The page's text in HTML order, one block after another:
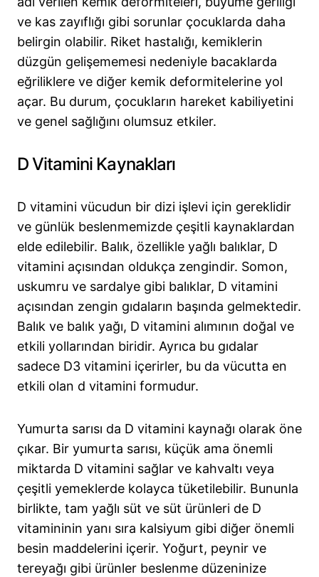
ve kas zayıflığı gibi sorunlar çocuklarda daha
belirgin olabilir. Riket hastalığı, kemiklerin
düzgün gelişememesi nedeniyle bacaklarda
eğriliklere ve diğer kemik deformitelerine yol
açar. Bu durum, çocukların hareket kabiliyetini
ve genel sağlığını olumsuz etkiler.
D Vitamini Kaynakları
D vitamini vücudun bir dizi işlevi için gereklidir
ve günlük beslenmemizde çeşitli kaynaklardan
elde edilebilir. Balık, özellikle yağlı balıklar, D
vitamini açısından oldukça zengindir. Somon,
uskumru ve sardalye gibi balıklar, D vitamini
açısından zengin gıdaların başında gelmektedir.
Balık ve balık yağı, D vitamini alımının doğal ve
etkili yollarından biridir. Ayrıca bu gıdalar
sadece D3 vitamini içerirler, bu da vücutta en
etkili olan d vitamini formudur.
Yumurta sarısı da D vitamini kaynağı olarak öne
çıkar. Bir yumurta sarısı, küçük ama önemli
miktarda D vitamini sağlar ve kahvaltı veya
çeşitli yemeklerde kolayca tüketilebilir. Bununla
birlikte, tam yağlı süt ve süt ürünleri de D
vitamininin yanı sıra kalsiyum gibi diğer önemli
besin maddelerini içerir. Yoğurt, peynir ve
tereyağı gibi ürünler beslenme düzeninize